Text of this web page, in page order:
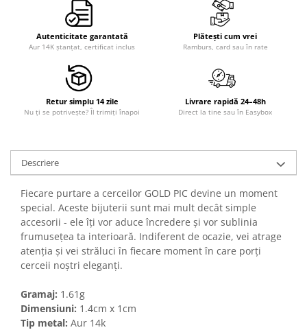
Autenticitate garantată
Aur 14K ștanțat, certificat inclus
Plătești cum vrei
Ramburs, card sau în rate
Retur simplu 14 zile
Nu ți se potrivește? Îl trimiți înapoi
Livrare rapidă 24–48h
Direct la tine sau în Easybox
Descriere
Fiecare purtare a cerceilor GOLD PIC devine un moment
special. Aceste bijuterii sunt mai mult decât simple
accesorii - ele îți vor aduce încredere și vor sublinia
frumusețea ta interioară. Indiferent de ocazie, vei atrage
atenția și vei străluci în fiecare moment în care porți
cerceii noștri eleganți.
Gramaj: 1.61g
Dimensiuni: 1.4cm x 1cm
Tip metal: Aur 14k